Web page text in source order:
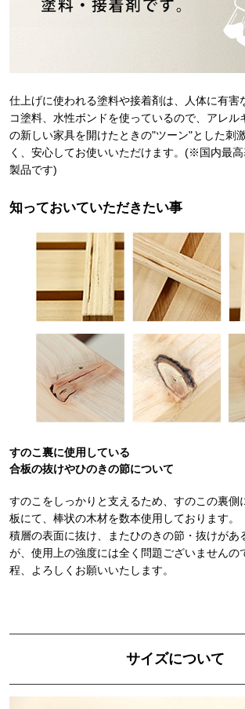
仕上げに使われる塗料や接着剤は、人体に有害
コ塗料、水性ボンドを使っているので、アレル
の新しい家具を開けたときの"ツーン"とした刺
く、安心してお使いいただけます。(※国内
製品です)
知っておいていただきたい事
すのこ裏に使用している
合板の抜けやひのきの節について
すのこをしっかりと支えるため、すのこの裏側
板にて、棒状の木材を数本使用しております。
積層の表面に抜け、またひのきの節・抜けがあ
が、使用上の強度には全く問題ございませんの
程、よろしくお願いいたします。
サイズについて